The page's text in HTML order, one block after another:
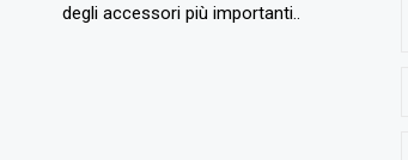
degli accessori più importanti..